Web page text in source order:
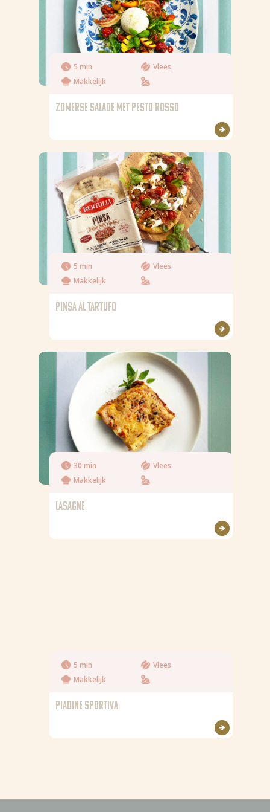
Zout
5 min
Vlees
Makkelijk
ZOMERSE SALADE MET PESTO ROSSO
5 min
Vlees
Makkelijk
PINSA AL TARTUFO
30 min
Vlees
Makkelijk
LASAGNE
5 min
Vlees
Makkelijk
PIADINE SPORTIVA